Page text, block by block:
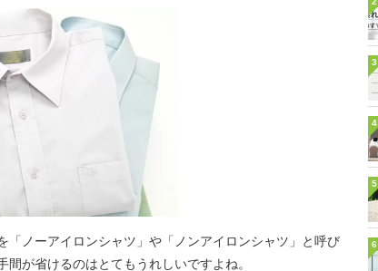
「ノーアイロンシャツ」や「ノンアイロンシャツ」と呼び
が省けるのはとてもうれしいですよね。
3
4
5
6